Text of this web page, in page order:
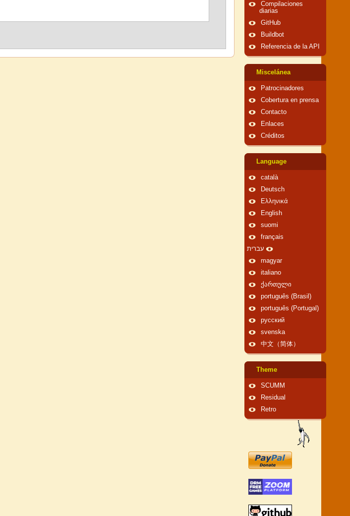
Compilaciones
diarias
GitHub
Buildbot
Referencia de la API
Miscelánea
Patrocinadores
Cobertura en prensa
Contacto
Enlaces
Créditos
Language
català
Deutsch
Ελληνικά
English
suomi
français
עברית
magyar
italiano
ქართული
português (Brasil)
português (Portugal)
русский
svenska
中文（简体）
Theme
SCUMM
Residual
Retro